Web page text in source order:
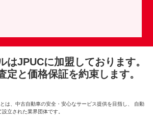
はJPUCに加盟しております。
定と価格保証を約束します。
は、中古自動車の安全・安心なサービス提供を目指し、 自動
立された業界団体です。